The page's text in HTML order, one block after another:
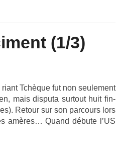
(1/3)
Tchèque fut non seule­ment
mais dis­puta sur­tout huit fin­
Re­tour sur son par­cours lors
amères… Quand débute l’US